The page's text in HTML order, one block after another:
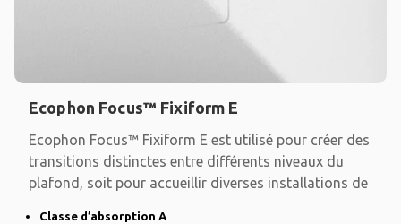
Ecophon Focus™ Fixiform E
Ecophon Focus™ Fixiform E est utilisé pour créer des
transitions distinctes entre différents niveaux du
plafond, soit pour accueillir diverses installations de
Classe d’absorption A